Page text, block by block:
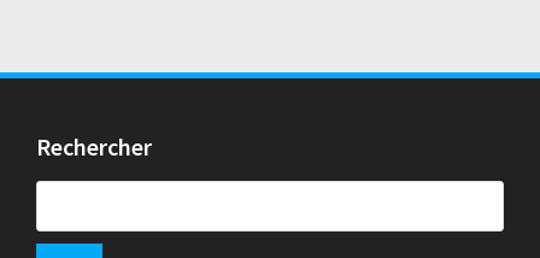
Rechercher